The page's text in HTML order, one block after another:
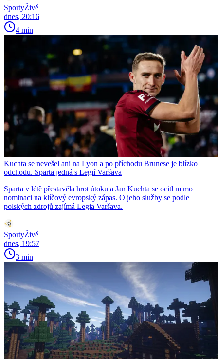
SportyŽivě
dnes, 20:16
4 min
Kuchta se nevešel ani na Lyon a po příchodu Brunese je blízko
odchodu. Sparta jedná s Legií Varšava
Sparta v létě přestavěla hrot útoku a Jan Kuchta se ocitl mimo
nominaci na klíčový evropský zápas. O jeho služby se podle
polských zdrojů zajímá Legia Varšava.
SportyŽivě
dnes, 19:57
3 min